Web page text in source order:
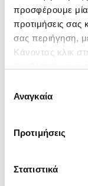
προσφέρουμε μία
προτιμήσεις σας
σας περιήγηση,
Κάνοντας κλικ
ενδιαφέρουν και
συγκατάθεσης
Αναγκαία
Προτιμήσεις
Στατιστικά